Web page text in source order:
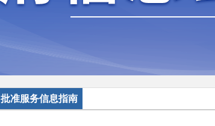
批准服务信息指南